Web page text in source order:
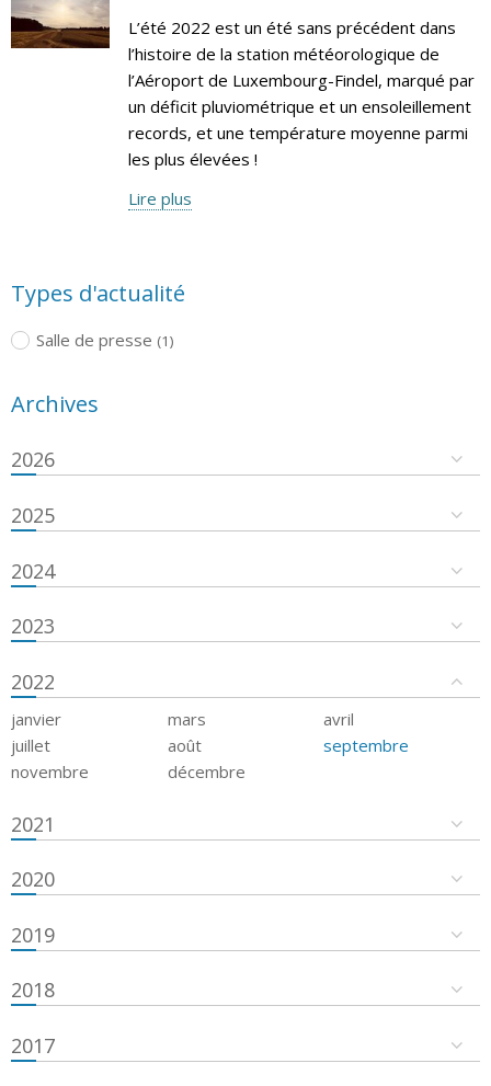
L’été 2022 est un été sans précédent dans
l’histoire de la station météorologique de
l’Aéroport de Luxembourg-Findel, marqué par
un déficit pluviométrique et un ensoleillement
records, et une température moyenne parmi
les plus élevées !
Lire plus
Types d'actualité
Salle de presse (1)
Archives
2026
2025
2024
2023
2022
janvier mars
avril
juillet
août
septembre
novembre
décembre
2021
2020
2019
2018
2017